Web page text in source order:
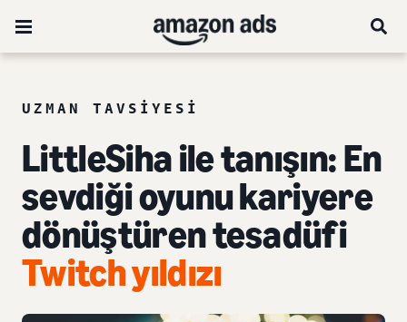
UZMAN TAVSIYESI
LittleSiha ile tanışın: En
sevdiği oyunu kariyere
dönüştüren tesadüfi
Twitch yıldızı